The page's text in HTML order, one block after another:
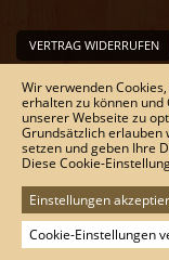
VERTRAG WIDERRUFEN
Unser Service
Versandkosten
Kontakt
Zahlungsmöglichkeiten
Rückgabe & Widerrufsrecht
Impressum
AGB
Datenschutz
Sitemap
Wir verwenden
erhalten zu können und
unserer Webseite zu
Grundsätzlich erlauben
setzen und geben Ihre
Diese Cookie-
Einstellungen
Cookie-Einstellungen